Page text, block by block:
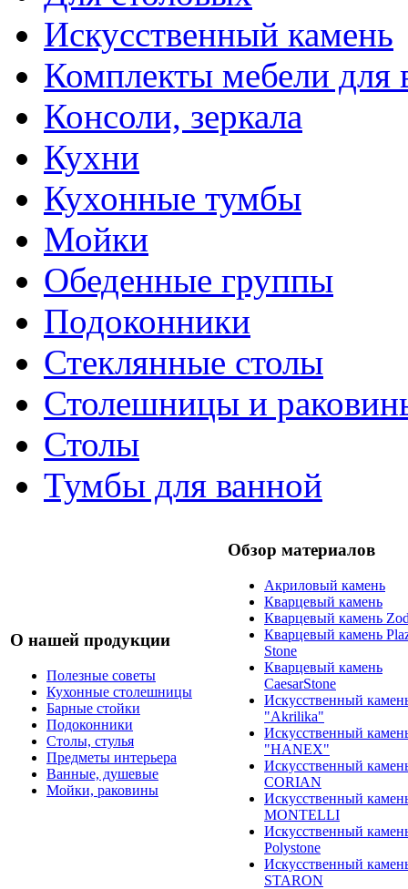
Искусственный камень
Комплекты мебели для
Консоли, зеркала
Кухни
Кухонные тумбы
Мойки
Обеденные группы
Подоконники
Стеклянные столы
Столешницы и
Столы
Тумбы для ванной
О нашей продукции
Полезные советы
Кухонные столешницы
Барные стойки
Подоконники
Столы, стулья
Предметы интерьера
Ванные, душевые
Мойки, раковины
Обзор материалов
Акриловый камень
Кварцевый камень
Кварцевый камень
Кварцевый камень
Stone
Кварцевый камень
CaesarStone
Искусственный
"Akrilika"
Искусственный
"HANEX"
Искусственный
CORIAN
Искусственный
MONTELLI
Искусственный
Polystone
Искусственный
STARON